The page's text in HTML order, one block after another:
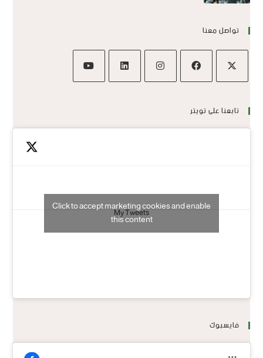
تواصل معنا
تابعنا على تويتر
My Tweets
Click to accept marketing cookies and enable
this content
فايسبوك